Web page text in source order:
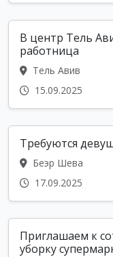
В центр Тель
работница
Тель Авив
15.09.2025
Требуются
Беэр Шева
17.09.2025
Приглашаем к
уборку